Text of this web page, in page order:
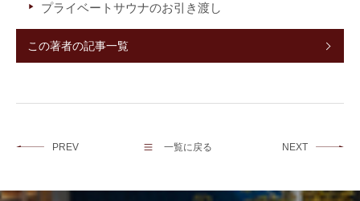
プライベートサウナのお引き渡し
この著者の記事一覧
PREV 一覧に戻る NEXT